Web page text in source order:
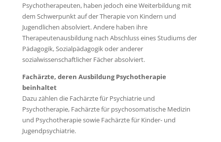
Psychotherapeuten, haben jedoch eine Weiterbildung mit
dem Schwerpunkt auf der Therapie von Kindern und
Jugendlichen absolviert. Andere haben ihre
Therapeutenausbildung nach Abschluss eines Studiums der
Pädagogik, Sozialpädagogik oder anderer
sozialwissenschaftlicher Fächer absolviert.
Fachärzte, deren Ausbildung Psychotherapie
beinhaltet
Dazu zählen die Fachärzte für Psychiatrie und
Psychotherapie, Fachärzte für psychosomatische Medizin
und Psychotherapie sowie Fachärzte für Kinder- und
Jugendpsychiatrie.